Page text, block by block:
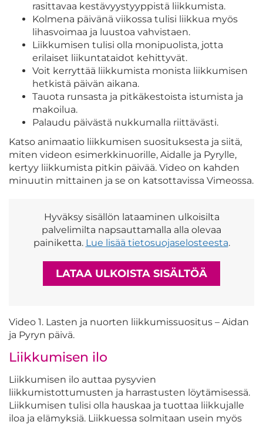
rasittavaa kestävyystyyppistä liikkumista.
Kolmena päivänä viikossa tulisi liikkua myös
lihasvoimaa ja luustoa vahvistaen.
Liikkumisen tulisi olla monipuolista, jotta
erilaiset liikuntataidot kehittyvät.
Voit kerryttää liikkumista monista liikkumisen
hetkistä päivän aikana.
Tauota runsasta ja pitkäkestoista istumista ja
makoilua.
Palaudu päivästä nukkumalla riittävästi.
Katso animaatio liikkumisen suosituksesta ja siitä,
miten videon esimerkkinuorille, Aidalle ja Pyrylle,
kertyy liikkumista pitkin päivää. Video on kahden
minuutin mittainen ja se on katsottavissa Vimeossa.
Hyväksy sisällön lataaminen ulkoisilta
palvelimilta napsauttamalla alla olevaa
painiketta. Lue lisää tietosuojaselosteesta.
LATAA ULKOISTA SISÄLTÖÄ
Video 1. Lasten ja nuorten liikkumissuositus – Aidan
ja Pyryn päivä.
Liikkumisen ilo
Liikkumisen ilo auttaa pysyvien
liikkumistottumusten ja harrastusten löytämisessä.
Liikkumisen tulisi olla hauskaa ja tuottaa liikkujalle
iloa ja elämyksiä. Liikkuessa solmitaan usein myös